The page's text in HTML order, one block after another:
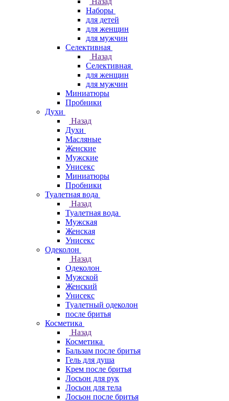
Наборы
для детей
для женщин
для мужчин
Селективная
Назад
Селективная
для женщин
для мужчин
Миниатюры
Пробники
Духи
Назад
Духи
Масляные
Женские
Мужские
Унисекс
Миниатюры
Пробники
Туалетная вода
Назад
Туалетная вода
Мужская
Женская
Унисекс
Одеколон
Назад
Одеколон
Мужской
Женский
Унисекс
Туалетный одеколон
после бритья
Косметика
Назад
Косметика
Бальзам после бритья
Гель для душа
Крем после бритья
Лосьон для рук
Лосьон для тела
Лосьон после бритья